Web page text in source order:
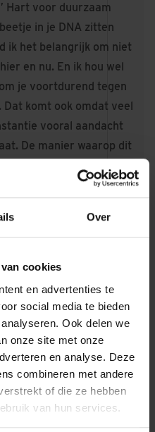
Over
cookies
en advertenties te
social media te bieden
Ook delen we
onze site met onze
en analyse. Deze
combineren met andere
of die ze hebben
van hun services.
Hart voor duurzaam
in je DNA zitten
ik het belangrijk om niet
en nu. En ik hou wel
je voortdurend tegen
komt ook omdat veel
vooral aandacht
De manier waarop dit
dan aan ons om mensen
duurzaam bouwen er
hoop natuurlijk dat
standaard zijn, maar
Duurzaam bouwen
en lange termijn-
voor opdrachtgevers,
bijvoorbeeld overal
het laden van